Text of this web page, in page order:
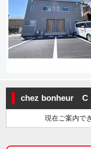
chez bonheur C
現在ご案内で